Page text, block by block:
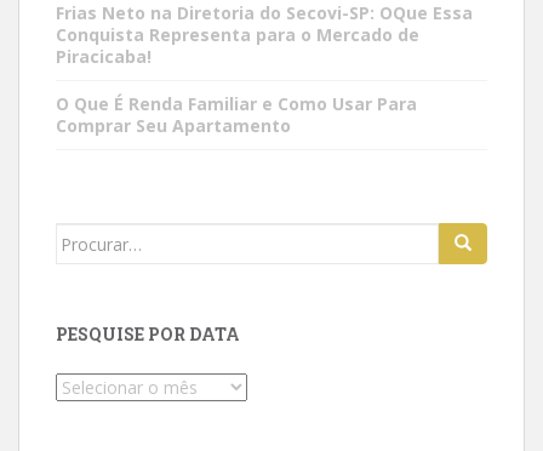
Frias Neto na Diretoria do Secovi-SP: OQue Essa
Conquista Representa para o Mercado de
Piracicaba!
O Que É Renda Familiar e Como Usar Para
Comprar Seu Apartamento
Search
PESQUISE POR DATA
Pesquise